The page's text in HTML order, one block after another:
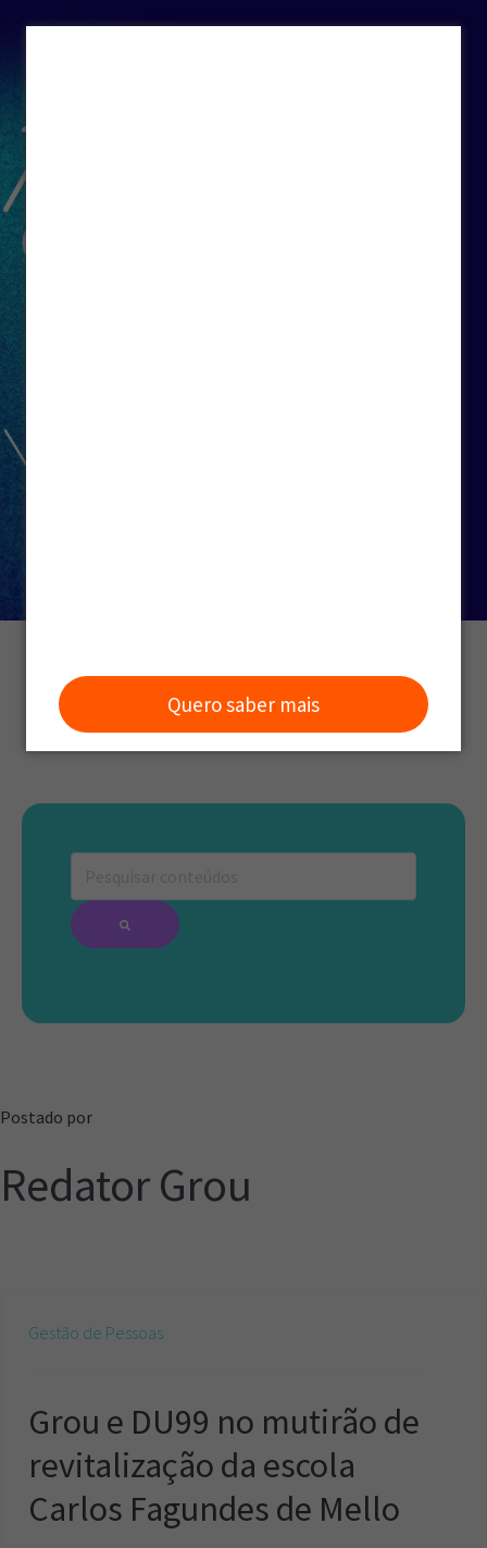
Quero saber mais
Postado por
Redator Grou
Gestão de Pessoas
Grou e DU99 no mutirão de
revitalização da escola
Carlos Fagundes de Mello